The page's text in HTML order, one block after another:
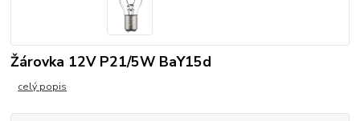
Žárovka 12V P21/5W BaY15d
celý popis